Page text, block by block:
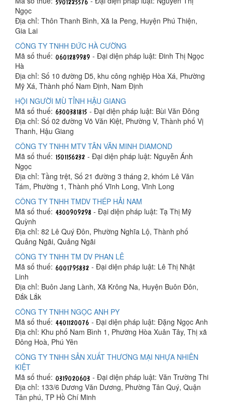
Ngọc
Địa chỉ: Thôn Thanh Bình, Xã Ia Peng, Huyện Phú Thiện,
Gia Lai
CÔNG TY TNHH ĐỨC HÀ CƯỜNG
Mã số thuế:
- Đại diện pháp luật: Đinh Thị Ngọc
Hà
Địa chỉ: Số 10 đường D5, khu công nghiệp Hòa Xá, Phường
Mỹ Xá, Thành phố Nam Định, Nam Định
HỘI NGƯỜI MÙ TỈNH HẬU GIANG
Mã số thuế:
- Đại diện pháp luật: Bùi Văn Đông
Địa chỉ: Số 02 đường Võ Văn Kiệt, Phường V, Thành phố Vị
Thanh, Hậu Giang
CÔNG TY TNHH MTV TÂN VĂN MINH DIAMOND
Mã số thuế:
- Đại diện pháp luật: Nguyễn Ánh
Ngọc
Địa chỉ: Tầng trệt, Số 21 đường 3 tháng 2, khóm Lê Văn
Tám, Phường 1, Thành phố Vĩnh Long, Vĩnh Long
CÔNG TY TNHH TMDV THÉP HẢI NAM
Mã số thuế:
- Đại diện pháp luật: Tạ Thị Mỹ
Quỳnh
Địa chỉ: 82 Lê Quý Đôn, Phường Nghĩa Lộ, Thành phố
Quảng Ngãi, Quảng Ngãi
CÔNG TY TNHH TM DV PHAN LÊ
Mã số thuế:
- Đại diện pháp luật: Lê Thị Nhật
Linh
Địa chỉ: Buôn Jang Lành, Xã Krông Na, Huyện Buôn Đôn,
Đắk Lắk
CÔNG TY TNHH NGỌC ANH PY
Mã số thuế:
- Đại diện pháp luật: Đặng Ngọc Anh
Địa chỉ: Khu phố Nam Bình 1, Phường Hòa Xuân Tây, Thị xã
Đông Hoà, Phú Yên
CÔNG TY TNHH SẢN XUẤT THƯƠNG MẠI NHỰA NHIÊN
KIỆT
Mã số thuế:
- Đại diện pháp luật: Văn Trường Thi
Địa chỉ: 133/6 Dương Văn Dương, Phường Tân Quý, Quận
Tân phú, TP Hồ Chí Minh